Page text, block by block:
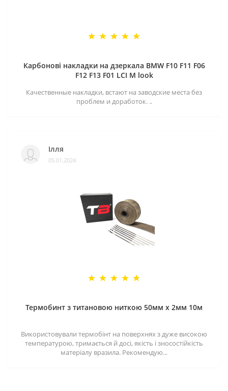
Карбонові накладки на дзеркала BMW F10 F11 F06
F12 F13 F01 LCI M look
Качественные накладки, встают на заводские места без
проблем и доработок. ..
Ілля
05.01.2024
Термобинт з титановою ниткою 50мм х 2мм 10м
Використовували термобінт на поверхнях з дуже високою
температурою, тримається й досі, якість і зносостійкість
матеріалу вразила. Рекомендую...